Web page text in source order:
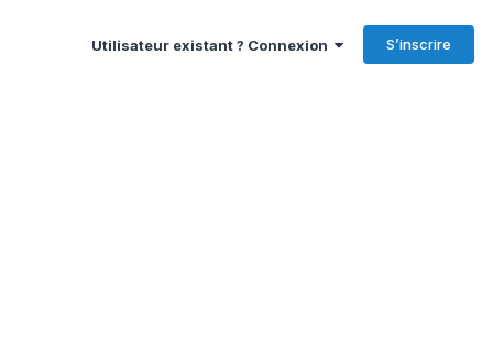
Utilisateur existant ? Connexion S’inscrire